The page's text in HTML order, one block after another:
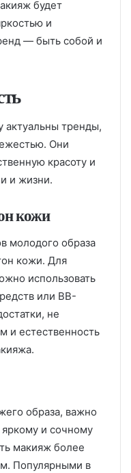
будет
и
— быть собой и
тренды,
Они
красоту и
и жизни.
кожи
молодого образа
кожи. Для
использовать
или BB-
не
и естественность
образа, важно
яркому и сочному
макияж более
Популярными в